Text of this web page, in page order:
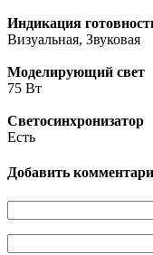
Индикация
Визуальная, Звуковая
Моделирующий свет
75 Вт
Светосинхронизатор
Есть
Добавить